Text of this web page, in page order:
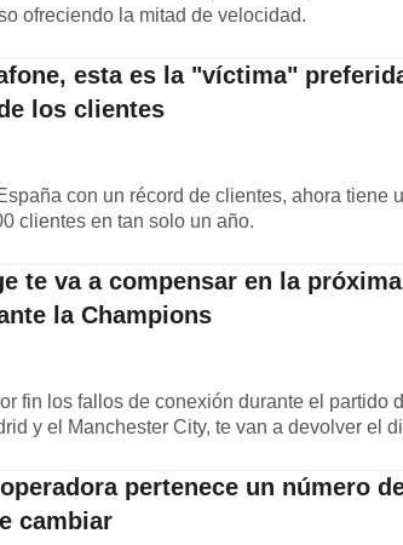
ofreciendo la mitad de velocidad.
esta es la "víctima"
los clientes
con un récord de clientes, ahora tiene
clientes en tan solo un año.
te va a compensar en la
la Champions
fin los fallos de conexión durante el partido
y el Manchester City, te van a devolver el
pertenece un número
cambiar